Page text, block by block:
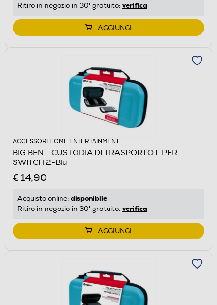
Ritiro in negozio in 30' gratuito: verifica
AGGIUNGI
ACCESSORI HOME ENTERTAINMENT
BIG BEN - CUSTODIA DI TRASPORTO L PER
SWITCH 2-Blu
€ 14,90
Acquisto online: disponibile
Ritiro in negozio in 30' gratuito: verifica
AGGIUNGI